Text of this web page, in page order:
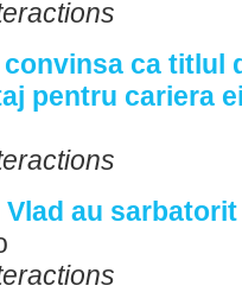
ca titlul
pentru cariera
Vlad au